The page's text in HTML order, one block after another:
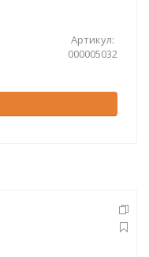
Артикул:
000005032